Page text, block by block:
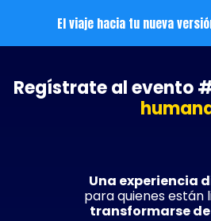
El viaje hacia tu nueva
Regístrate al evento
Una experiencia
para quienes están
transformarse